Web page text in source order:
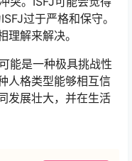
过于严格和保守。
解来解决。
能是一种极具挑战性
人格类型能够相互信
发展壮大，并在生活